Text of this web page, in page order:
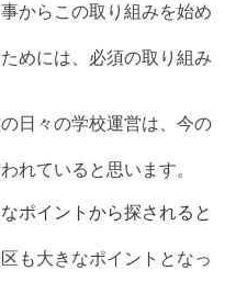
から この取り組みを始め
めには、必須の取り組み
日々の学校運営は、今の
れていると思います。
ポイントから探されると
も大きなポイントとなっ